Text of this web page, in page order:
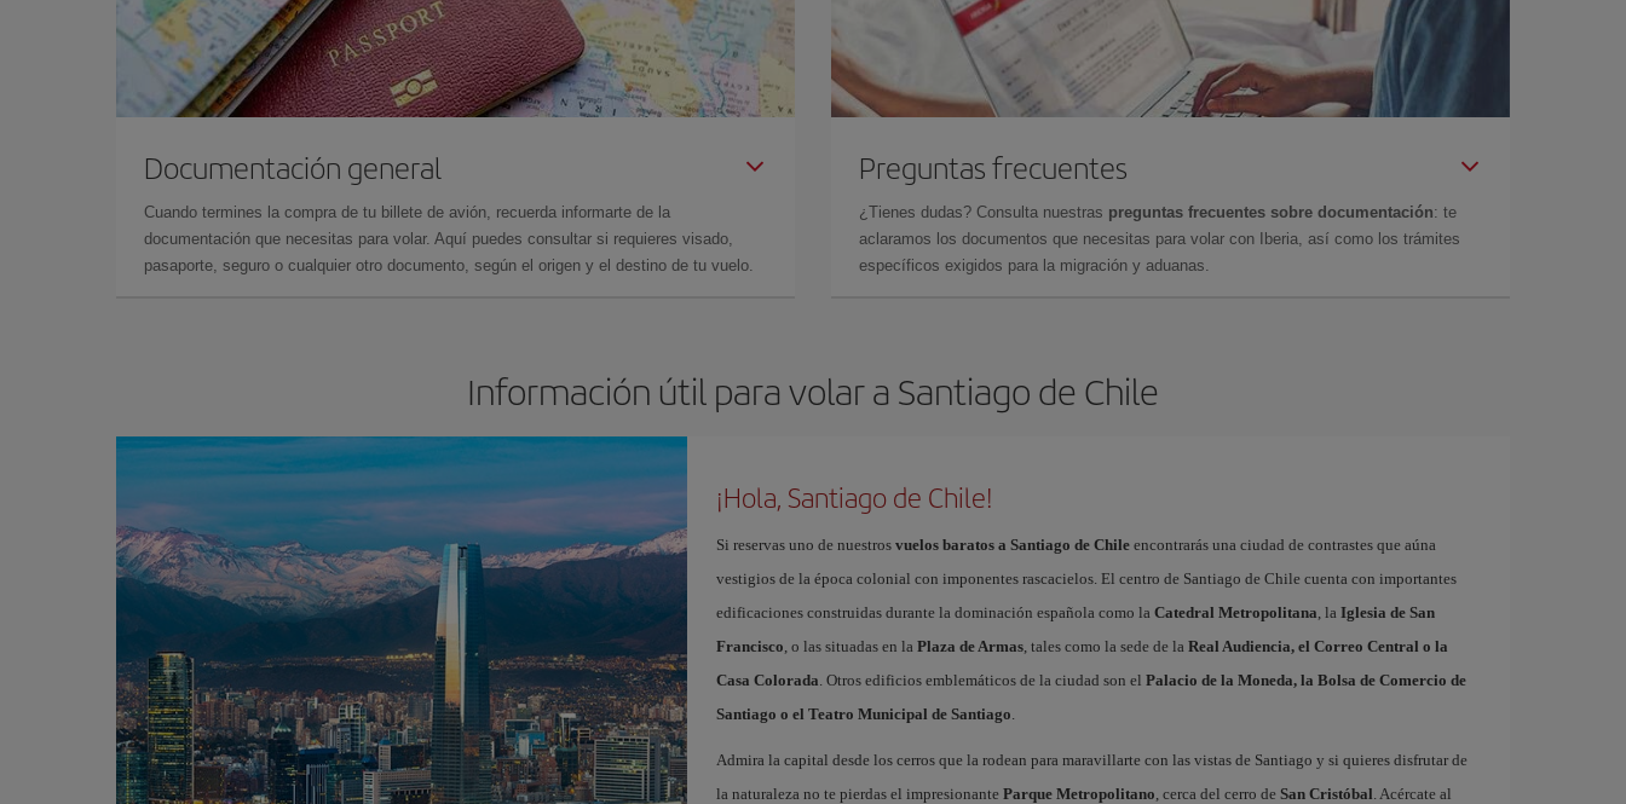
Documentación general
Cuando termines la compra de tu billete de avión, recuerda informarte de la
documentación que necesitas para volar. Aquí puedes consultar si requieres visado,
pasaporte, seguro o cualquier otro documento, según el origen y el destino de tu vuelo.
Preguntas frecuentes
¿Tienes dudas? Consulta nuestras preguntas frecuentes sobre documentación: te
aclaramos los documentos que necesitas para volar con Iberia, así como los trámites
específicos exigidos para la migración y aduanas.
Información útil para volar a Santiago de Chile
¡Hola, Santiago de Chile!
Si reservas uno de nuestros vuelos baratos a Santiago de Chileencontrarás una ciudad de contrastes que aúna
vestigios de la época colonial con imponentes rascacielos. El centro de Santiago de Chile cuenta con importantes
edificaciones construidas durante la dominación española como la Catedral Metropolitana, la Iglesia de San
Francisco, o las situadas en la Plaza de Armas, tales como la sede de la Real Audiencia, el Correo Central o la
Casa Colorada. Otros edificios emblemáticos de la ciudad son el Palacio de la Moneda, la Bolsa de Comercio de
Santiago o el Teatro Municipal de Santiago.
Admira la capital desde los cerros que la rodean para maravillarte con las vistas de Santiago y si quieres disfrutar de
la naturaleza no te pierdas el impresionante Parque Metropolitano, cerca del cerro de San Cristóbal. Acércate al